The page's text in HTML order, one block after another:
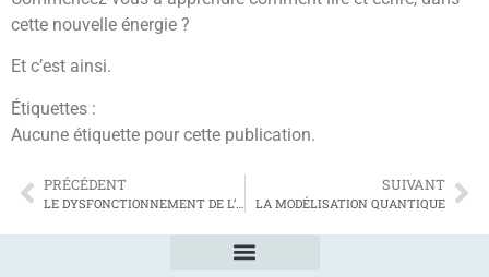
cette nouvelle énergie ?
Et c’est ainsi.
Étiquettes :
Aucune étiquette pour cette publication.
PRÉCÉDENT SUIVANT
LA MODÉLISATION QUANTIQUE